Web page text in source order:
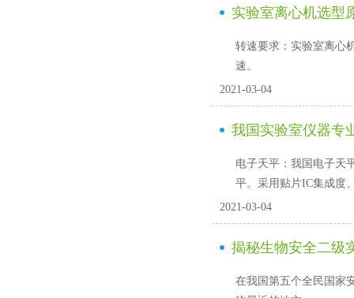
实验室离心机选型
转速要求：实验室离
速。
2021-03-04
我国实验室仪器专
电子天平：我国电子
平。采用贴片IC集成度
2021-03-04
揭秘生物安全二
在我国第五个全民国家